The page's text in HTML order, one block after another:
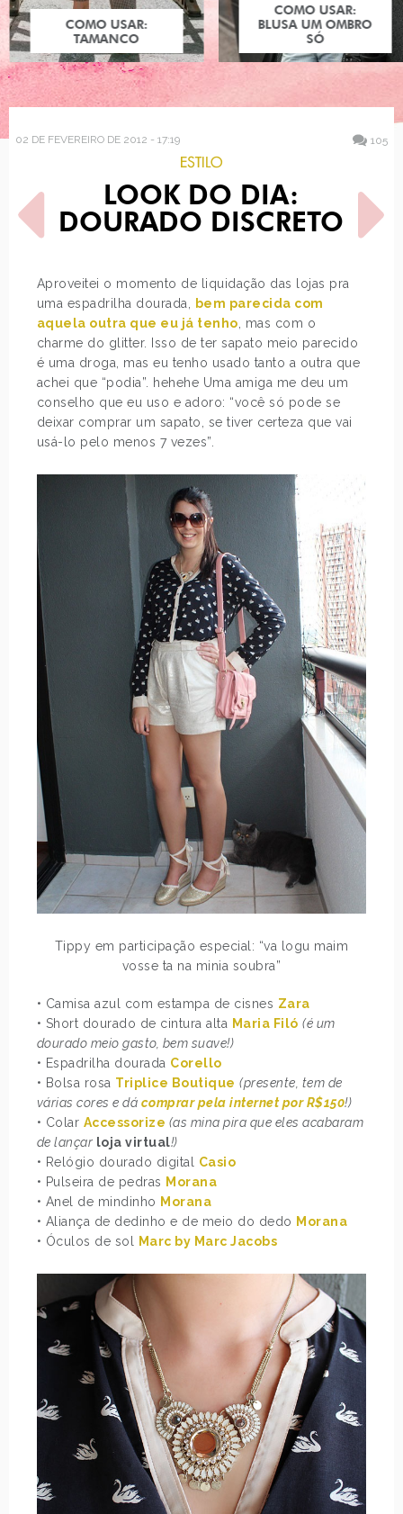
COMO USAR:
TAMANCO
COMO USAR:
BLUSA UM OMBRO
SÓ
02 DE FEVEREIRO DE 2012 - 17:19 105
ESTILO
LOOK DO DIA:
DOURADO DISCRETO
Aproveitei o momento de liquidação das lojas pra
uma espadrilha dourada,
bem parecida com
aquela outra que eu já tenho , mas com o
charme do glitter. Isso de ter sapato meio parecido
é uma droga, mas eu tenho usado tanto a outra que
achei que “podia”. hehehe Uma amiga me deu um
conselho que eu uso e adoro: “você só pode se
deixar comprar um sapato, se tiver certeza que vai
usá-lo pelo menos 7 vezes”.
Tippy em participação especial: “va logu maim
vosse ta na minia soubra”
• Camisa azul com estampa de cisnes Zara
• Short dourado de cintura alta Maria Filó (é um
dourado meio gasto, bem suave!)
• Espadrilha dourada Corello
• Bolsa rosa Triplice Boutique (presente, tem de
várias cores e dá comprar pela internet por R$150!)
• Colar Accessorize (as mina pira que eles acabaram
de lançar loja virtual!)
• Relógio dourado digital Casio
• Pulseira de pedras Morana
• Anel de mindinho Morana
• Aliança de dedinho e de meio do dedo Morana
• Óculos de sol Marc by Marc Jacobs
POST ANTERIOR
COMO USAR: ESTAMPA
PAISLEY
PRÓXIMO POST
ESTILO: JULIANA PAES